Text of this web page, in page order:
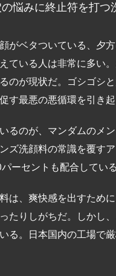
悩みに終止符を打つ
がベタついている、夕
ている人は非常に多い
のが現状だ。ゴシゴシ
す最悪の悪循環を引き起
るのが、マンダムのメ
ズ洗顔料の常識を覆す
ーセントも配合してい
は、爽快感を出すため
たりしがちだ。しかし
る。日本国内の工場で